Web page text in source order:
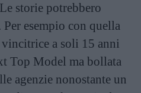
storie potrebbero
esempio con quella
vincitrice a soli 15 anni
Top Model ma bollata
agenzie nonostante un